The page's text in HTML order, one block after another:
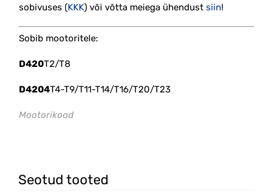
sobivuses (KKK) või võtta meiega ühendust siin!
Sobib mootoritele:
D420T2/T8
D4204T4-T9/T11-T14/T16/T20/T23
Mootorikood
Seotud tooted